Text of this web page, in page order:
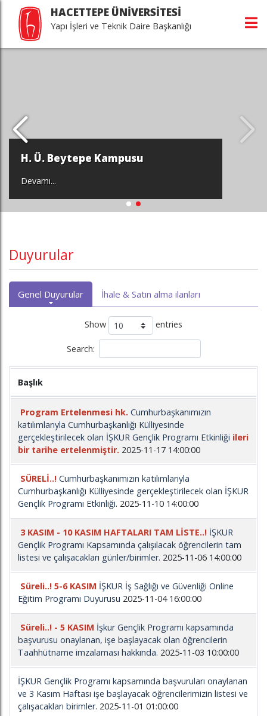
HACETTEPE ÜNİVERSİTESİ
Yapı İşleri ve Teknik Daire Başkanlığı
H. Ü. Beytepe Kampusu
Devamı...
Duyurular
Genel Duyurular İhale & Satın alma ilanları
Show entries
Search:
Başlık
Program Ertelenmesi hk. Cumhurbaşkanımızın
katılımlarıyla Cumhurbaşkanlığı Külliyesinde
gerçekleştirilecek olan İŞKUR Gençlik Programı Etkinliği ileri
bir tarihe ertelenmiştir. 2025-11-17 14:00:00
SÜRELİ..! Cumhurbaşkanımızın katılımlarıyla
Cumhurbaşkanlığı Külliyesinde gerçekleştirilecek olan İŞKUR
Gençlik Programı Etkinliği. 2025-11-10 14:00:00
3 KASIM - 10 KASIM HAFTALARI TAM LİSTE..! İŞKUR
Gençlik Programı Kapsamında çalışılacak öğrencilerin tam
listesi ve çalışacakları günler/birimler. 2025-11-06 14:00:00
Süreli..! 5-6 KASIM İŞKUR İş Sağlığı ve Güvenliği Online
Eğitim Programı Duyurusu 2025-11-04 16:00:00
Süreli..! - 5 KASIM İşkur Gençlik Programı kapsamında
başvurusu onaylanan, işe başlayacak olan öğrencilerin
Taahhütname imzalaması hakkında. 2025-11-03 10:00:00
İŞKUR Gençlik Programı kapsamında başvuruları onaylanan
ve 3 Kasım Haftası işe başlayacak öğrencilerimizin listesi ve
çalışacakları birimler. 2025-11-01 01:00:00